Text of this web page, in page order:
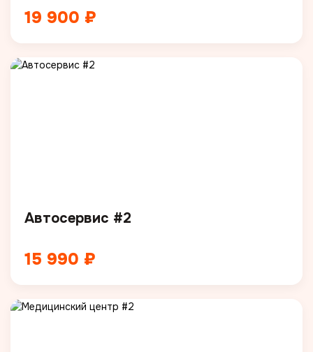
19 900 ₽
Автосервис #2
15 990 ₽